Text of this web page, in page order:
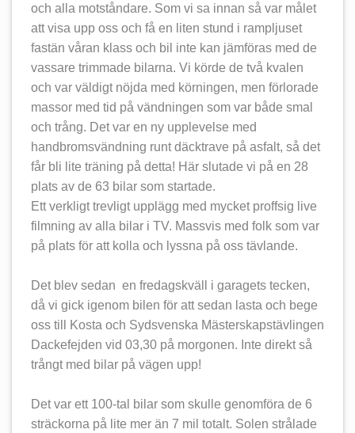
och alla motståndare. Som vi sa innan så var målet
att visa upp oss och få en liten stund i rampljuset
fastän våran klass och bil inte kan jämföras med de
vassare trimmade bilarna. Vi körde de två kvalen
och var väldigt nöjda med körningen, men förlorade
massor med tid på vändningen som var både smal
och trång. Det var en ny upplevelse med
handbromsvändning runt däcktrave på asfalt, så det
får bli lite träning på detta! Här slutade vi på en 28
plats av de 63 bilar som startade.
Ett verkligt trevligt upplägg med mycket proffsig live
filmning av alla bilar i TV. Massvis med folk som var
på plats för att kolla och lyssna på oss tävlande.
Det blev sedan en fredagskväll i garagets tecken,
då vi gick igenom bilen för att sedan lasta och bege
oss till Kosta och Sydsvenska Mästerskapstävlingen
Dackefejden vid 03,30 på morgonen. Inte direkt så
trångt med bilar på vägen upp!
Det var ett 100-tal bilar som skulle genomföra de 6
sträckorna på lite mer än 7 mil totalt. Solen strålade